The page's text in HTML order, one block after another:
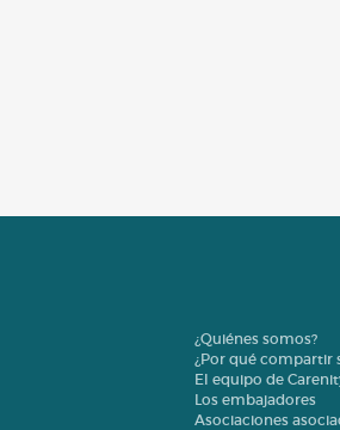
¿Quiénes somos?
¿Por qué compartir
El equipo de
Los embajadores
Asociaciones